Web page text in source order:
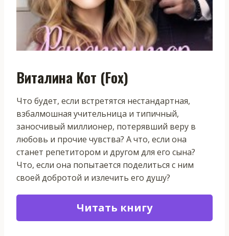
Виталина Кот (Fox)
Что будет, если встретятся нестандартная,
взбалмошная учительница и типичный,
заносчивый миллионер, потерявший веру в
любовь и прочие чувства? А что, если она
станет репетитором и другом для его сына?
Что, если она попытается поделиться с ним
своей добротой и излечить его душу?
Читать книгу